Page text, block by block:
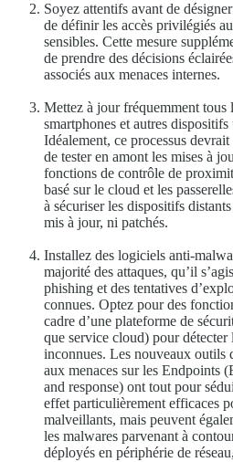
Soyez attentifs avant de
de définir les accès privilégiés
sensibles. Cette mesure
de prendre des décisions
associés aux menaces internes.
Mettez à jour fréquemment tous
smartphones et autres
Idéalement, ce processus
de tester en amont les mises à
fonctions de contrôle de
basé sur le cloud et les
à sécuriser les dispositifs
mis à jour, ni patchés.
Installez des logiciels anti-
majorité des attaques, qu’il
phishing et des tentatives
connues. Optez pour des
cadre d’une plateforme de
que service cloud) pour détecter
inconnues. Les nouveaux outils
aux menaces sur les Endpoints
and response) ont tout pour
effet particulièrement efficaces
malveillants, mais peuvent
les malwares parvenant à
déployés en périphérie de